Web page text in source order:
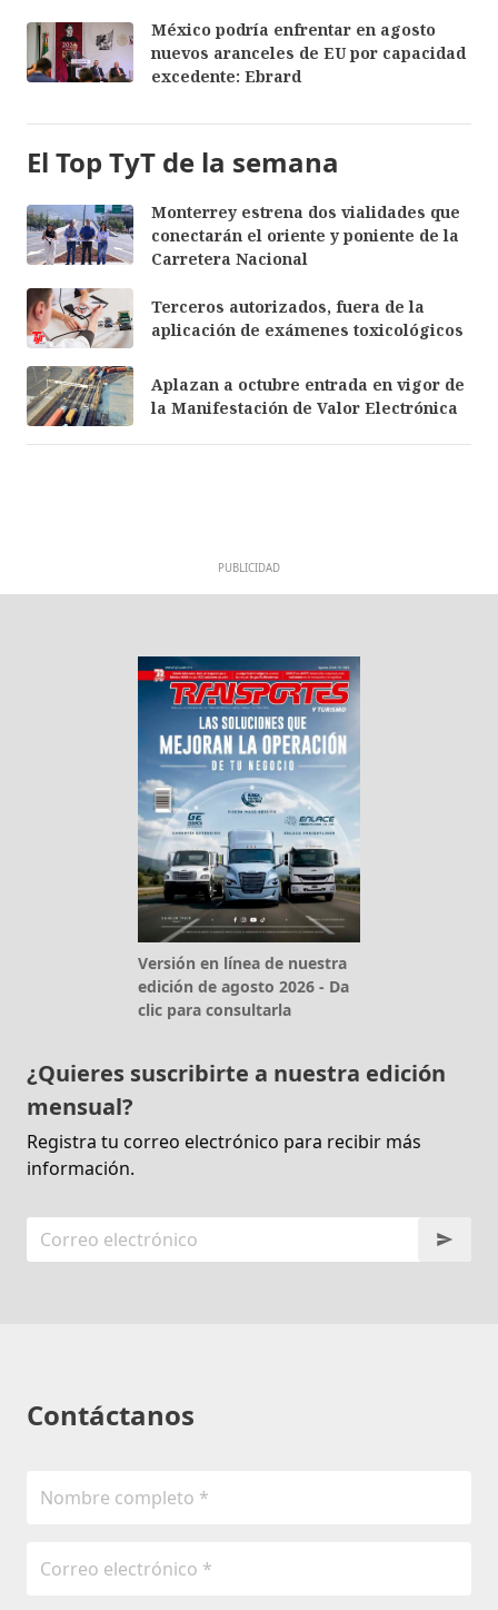
México podría enfrentar en agosto
nuevos aranceles de EU por capacidad
excedente: Ebrard
El Top TyT de la semana
Monterrey estrena dos vialidades que
conectarán el oriente y poniente de la
Carretera Nacional
Terceros autorizados, fuera de la
aplicación de exámenes toxicológicos
Aplazan a octubre entrada en vigor de
la Manifestación de Valor Electrónica
PUBLICIDAD
Versión en línea de nuestra
edición de agosto 2026 - Da
clic para consultarla
¿Quieres suscribirte a nuestra edición
mensual?
Registra tu correo electrónico para recibir más
información.
Contáctanos